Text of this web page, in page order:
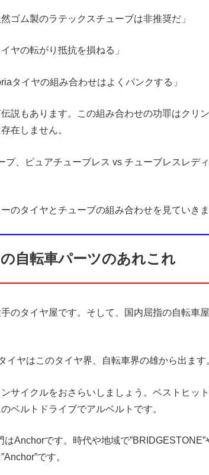
ゴム製のラテックスチューブは非推奨だ」
ヤの転がり抵抗を損ねる」
タイヤの組み合わせはよくパンクする」
説もあります。この組み合わせの功罪はクリ
在しません。
プ、ピュアチューブレス vs チューブレスレデ
のタイヤとチューブの組み合わせを見ていきま
自転車パーツのあれこれ
のタイヤ屋です。そして、国内屈指の自転車
イヤはこのタイヤ界、自転車界の雄から出ます
サイクルをおさらいしましょう。ベストヒッ
ベルトドライブでアルベルトです。
Anchorです。時代や地域で
です。